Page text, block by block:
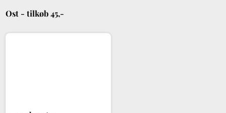
Ost - tilkøb 45,-